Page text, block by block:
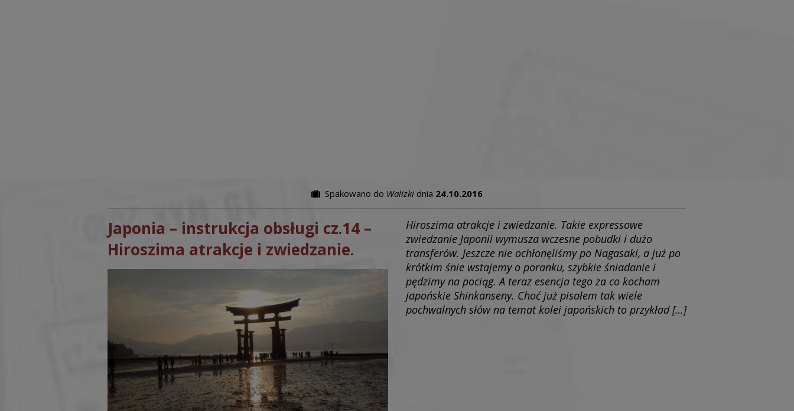
Spakowano do Walizki dnia 24.10.2016
Japonia – instrukcja obsługi cz.14 –
Hiroszima atrakcje i zwiedzanie.
Hiroszima atrakcje i zwiedzanie. Takie expressowe
zwiedzanie Japonii wymusza wczesne pobudki i dużo
transferów. Jeszcze nie ochłonęliśmy po Nagasaki, a już po
krótkim śnie wstajemy o poranku, szybkie śniadanie i
pędzimy na pociąg. A teraz esencja tego za co kocham
japońskie Shinkanseny. Choć już pisałem tak wiele
pochwalnych słów na temat kolei japońskich to przykład […]